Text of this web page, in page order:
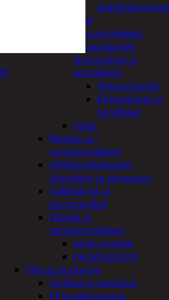
Öljyt
Perävaunutarvikkeet
Hinausköydet,
kiristysliinat ja
kiinnikkeet
Hinausköydet
Kiristysliinat ja
tarvikkeet
Valot
Rengas ja -
vannetarvikkeet
Sähköpotkulaudat,
skootterit ja ajoneuvot
Tukkikärryt ja
juontopulkat
Veneet ja
veneilytarvikkeet
Airot ja melat
Perämoottorit
Piha ja puutarha
Grillaus ja savustus
Piharakennukset